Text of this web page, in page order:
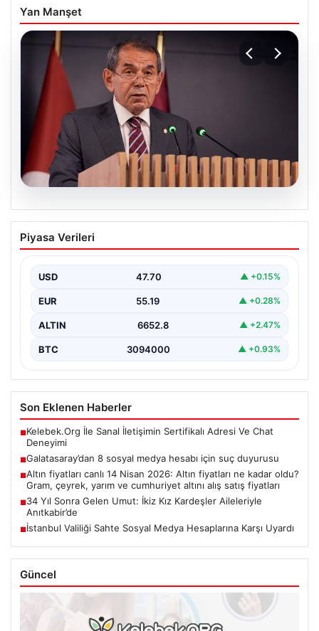
Yan Manşet
Galatasaray’dan 8 sosyal medya hesabı
için suç duyurusu
Piyasa Verileri
USD 47.70 ▲ +0.15%
EUR 55.19 ▲ +0.28%
ALTIN 6652.8 ▲ +2.47%
BTC 3094000 ▲ +0.93%
Son Eklenen Haberler
■Kelebek.Org İle Sanal İletişimin Sertifikalı Adresi Ve Chat
Deneyimi
■Galatasaray’dan 8 sosyal medya hesabı için suç duyurusu
■Altın fiyatları canlı 14 Nisan 2026: Altın fiyatları ne kadar oldu?
Gram, çeyrek, yarım ve cumhuriyet altını alış satış fiyatları
■34 Yıl Sonra Gelen Umut: İkiz Kız Kardeşler Aileleriyle
Anıtkabir’de
■İstanbul Valiliği Sahte Sosyal Medya Hesaplarına Karşı Uyardı
Güncel